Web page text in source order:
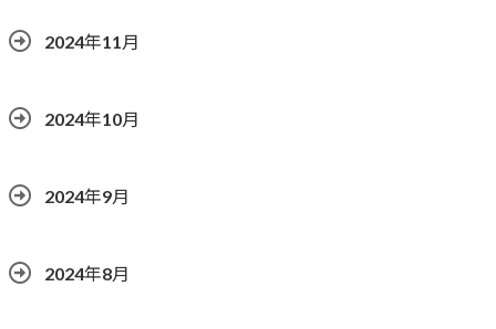
2024年11月
2024年10月
2024年9月
2024年8月